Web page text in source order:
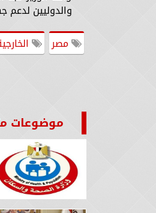
والدوليين لدعم
مصر
موضوعات